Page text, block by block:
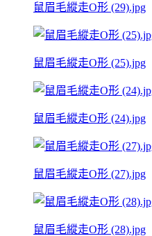
鼠眉毛縱走O形 (29).jpg
鼠眉毛縱走O形 (25).jpg
鼠眉毛縱走O形 (24).jpg
鼠眉毛縱走O形 (27).jpg
鼠眉毛縱走O形 (28).jpg